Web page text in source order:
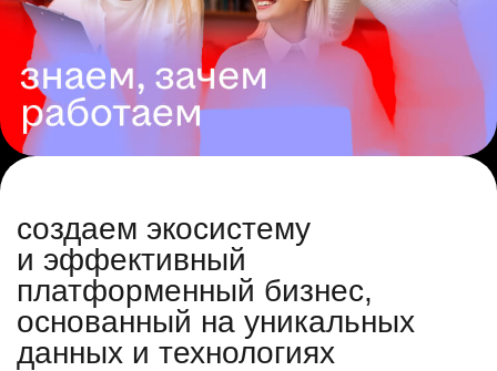
создаем экосистему
и эффективный
платформенный бизнес,
основанный на уникальных
данных и технологиях